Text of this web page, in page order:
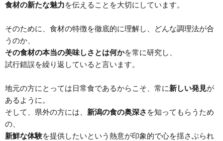
食材の新たな魅力を伝えることを大切にしています。
そのために、食材の特徴を徹底的に理解し、どんな調理法が合
うのか、
その食材の本当の美味しさとは何かを常に研究し、
試行錯誤を繰り返していると言います。
地元の方にとっては日常食であるからこそ、常に新しい発見が
あるように。
そして、県外の方には、 新潟の食の奥深さ を知ってもらうため
の、
新鮮な体験を提供したいという熱意が印象的で心を揺さぶられ